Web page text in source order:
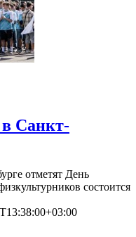
Санкт-
отметят День
состоится